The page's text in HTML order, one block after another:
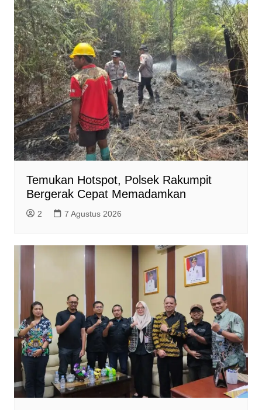
Temukan Hotspot, Polsek Rakumpit
Bergerak Cepat Memadamkan
2 7 Agustus 2026